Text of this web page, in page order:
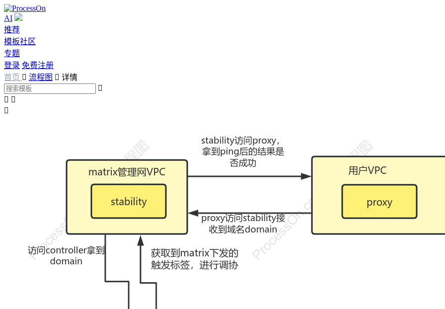
AI
推荐
模板社区
专题
登录 免费注册
首页  流程图  详情

 
